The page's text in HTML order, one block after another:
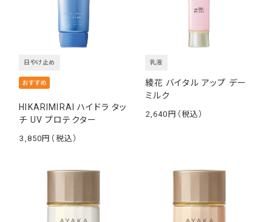
HIKARIMIRAI ハイドラ タッ
チ UV プロテクター
日やけ止め
3,850
綾花 バイタル アップ デー
ミルク
乳液
2,640